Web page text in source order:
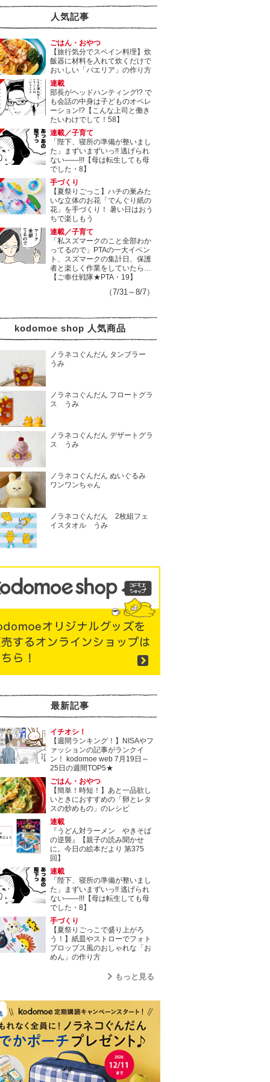
人気記事
ごはん・おやつ
【旅行気分でスペイン料理】炊
飯器に材料を入れて炊くだけで
おいしい「パエリア」の作り方
連載
部長がヘッドハンティング!? で
も会話の中身は子どものオペレ
ーション!?【こんな上司と働き
たいわけでして！58】
連載／子育て
「陛下、寝所の準備が整いまし
た」まずいまずいっ!! 逃げられ
ない――!!!【母は転生しても母
でした・8】
手づくり
【夏祭りごっこ】ハチの巣みた
いな立体のお花「でんぐり紙の
花」を手づくり！ 暑い日はおう
ちで楽しもう
連載／子育て
「私スズマークのこと全部わか
ってるので」PTAの一大イベン
ト、スズマークの集計日、保護
者と楽しく作業をしていたら…
【ご奉仕戦隊★PTA・19】
（7/31～8/7）
kodomoe shop 人気商品
ノラネコぐんだん タンブラー
うみ
ノラネコぐんだん フロートグラ
ス うみ
ノラネコぐんだん デザートグラ
ス うみ
ノラネコぐんだん ぬいぐるみ
ワンワンちゃん
ノラネコぐんだん 2枚組フェ
イスタオル うみ
最新記事
イチオシ！
【週間ランキング！】NISAやフ
ァッションの記事がランクイ
ン！ kodomoe web 7月19日～
25日の週間TOP5★
ごはん・おやつ
【簡単！時短！】あと一品欲し
いときにおすすめの「卵とレタ
スの炒めもの」のレシピ
連載
『うどん対ラーメン やきそば
の逆襲』【親子の読み聞かせ
に。今日の絵本だより 第375
回】
連載
「陛下、寝所の準備が整いまし
た」まずいまずいっ!! 逃げられ
ない――!!!【母は転生しても母
でした・8】
手づくり
【夏祭りごっこで盛り上がろ
う！】紙皿やストローでフォト
プロップス風のおしゃれな「お
めん」の作り方
もっと見る